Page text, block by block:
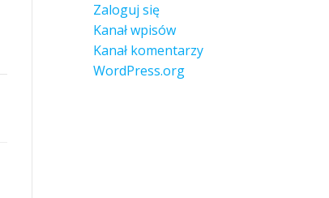
Zaloguj się
Kanał wpisów
Kanał komentarzy
WordPress.org